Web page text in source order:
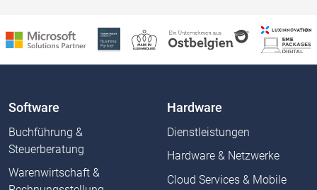
Software
Buchführung &
Steuerberatung
Warenwirtschaft &
Hardware
Dienstleistungen
Hardware & Netzwerke
Cloud Services & Mobile